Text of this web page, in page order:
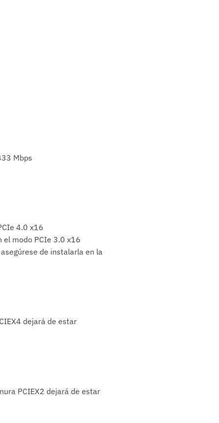
Mbps
4.0 x16
el modo PCIe 3.0 x16
de instalarla en la
dejará de estar
PCIEX2 dejará de estar